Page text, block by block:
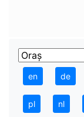
en de
pl nl